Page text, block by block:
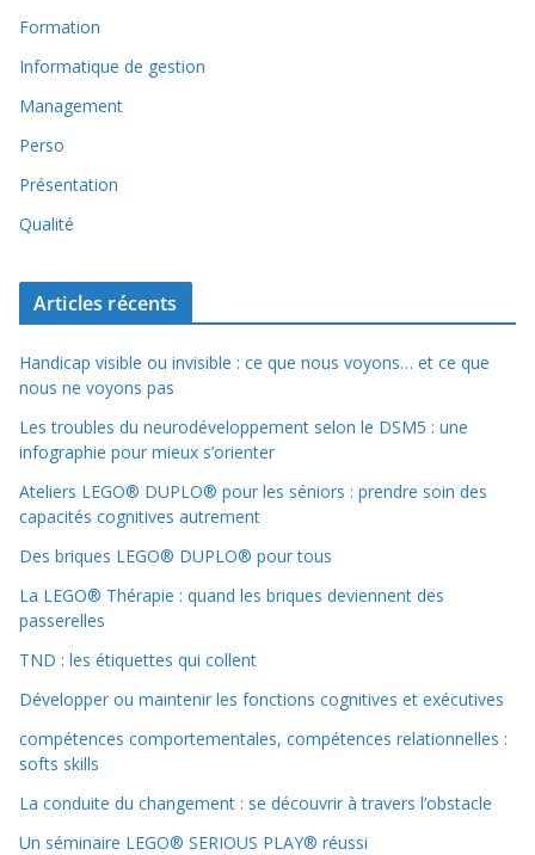
Formation
Informatique de gestion
Management
Perso
Présentation
Qualité
Articles récents
Handicap visible ou invisible : ce que nous voyons… et ce que
nous ne voyons pas
Les troubles du neurodéveloppement selon le DSM5 : une
infographie pour mieux s’orienter
Ateliers LEGO® DUPLO® pour les séniors : prendre soin des
capacités cognitives autrement
Des briques LEGO® DUPLO® pour tous
La LEGO® Thérapie : quand les briques deviennent des
passerelles
TND : les étiquettes qui collent
Développer ou maintenir les fonctions cognitives et exécutives
compétences comportementales, compétences relationnelles :
softs skills
La conduite du changement : se découvrir à travers l’obstacle
Un séminaire LEGO® SERIOUS PLAY® réussi